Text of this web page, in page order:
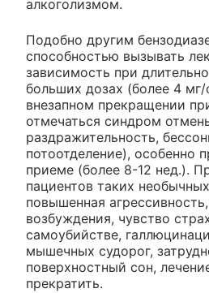
алкоголизмом.
Подобно другим
способностью вызывать
зависимость при
больших дозах (более 4
внезапном прекращении
отмечаться синдром
раздражительность,
потоотделение), особенно
приеме (более 8-12 нед.).
пациентов таких
повышенная
возбуждения, чувство
самоубийстве,
мышечных судорог,
поверхностный сон,
прекратить.